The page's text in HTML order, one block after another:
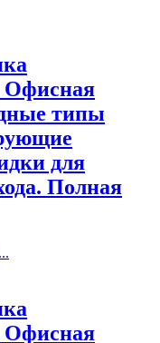
Офисная
типы
для
Полная
Офисная